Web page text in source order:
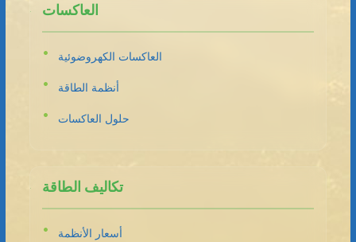
العاكسات
العاكسات الكهروضوئية
أنظمة الطاقة
حلول العاكسات
تكاليف الطاقة
أسعار الأنظمة